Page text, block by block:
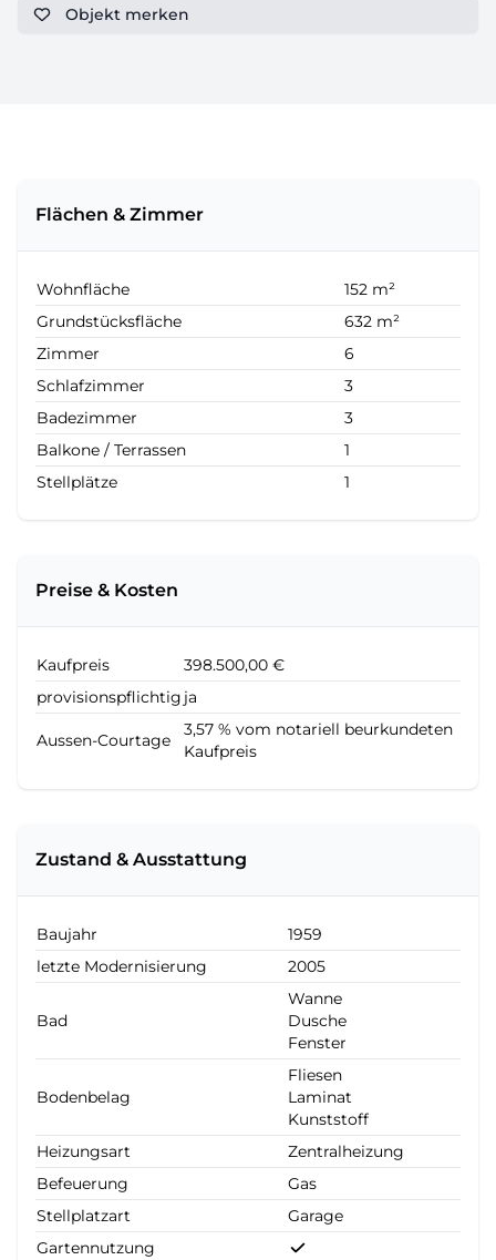
Objekt merken
Flächen & Zimmer
Wohnfläche
152 m²
Grundstücksfläche
632 m²
Zimmer
6
Schlafzimmer
3
Badezimmer
3
Balkone / Terrassen
1
Stellplätze
1
Preise & Kosten
Kaufpreis
398.500,00 €
provisionspflichtig ja
Aussen-Courtage
3,57 % vom notariell beurkundeten
Kaufpreis
Zustand & Ausstattung
Baujahr
1959
letzte Modernisierung
2005
Bad
Wanne
Dusche
Fenster
Bodenbelag
Fliesen
Laminat
Kunststoff
Heizungsart
Zentralheizung
Befeuerung
Gas
Stellplatzart
Garage
Gartennutzung